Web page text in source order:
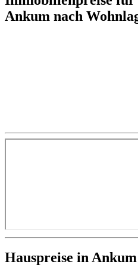
Ankum nach
Hauspreise in Ankum